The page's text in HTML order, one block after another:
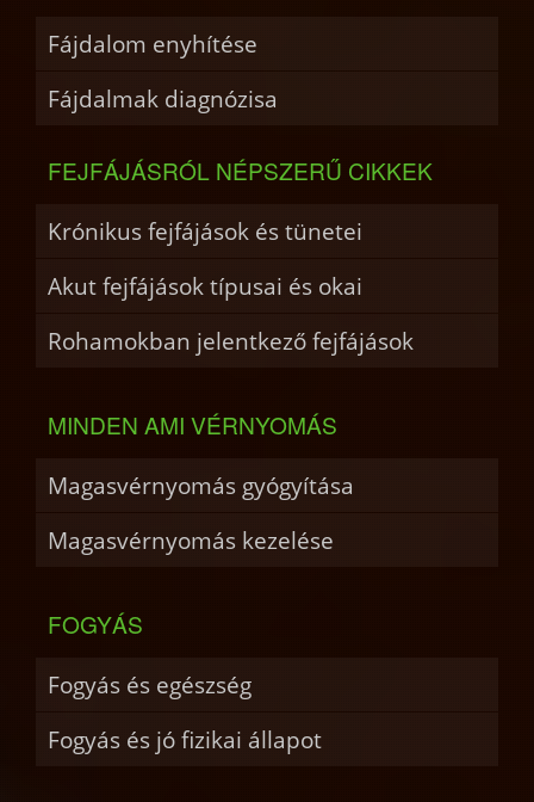
Fájdalom enyhítése
Fájdalmak diagnózisa
FEJFÁJÁSRÓL NÉPSZERŰ CIKKEK
Krónikus fejfájások és tünetei
Akut fejfájások típusai és okai
Rohamokban jelentkező fejfájások
MINDEN AMI VÉRNYOMÁS
Magasvérnyomás gyógyítása
Magasvérnyomás kezelése
FOGYÁS
Fogyás és egészség
Fogyás és jó fizikai állapot